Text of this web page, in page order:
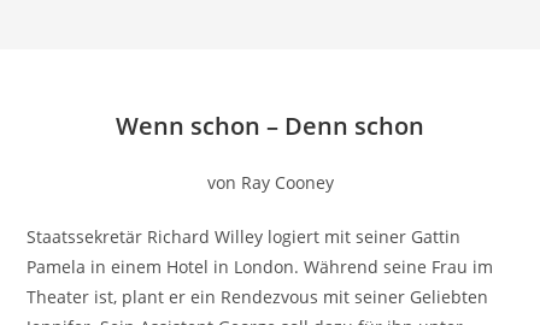
Wenn schon – Denn schon
von Ray Cooney
Staatssekretär Richard Willey logiert mit seiner Gattin
Pamela in einem Hotel in London. Während seine Frau im
Theater ist, plant er ein Rendezvous mit seiner Geliebten